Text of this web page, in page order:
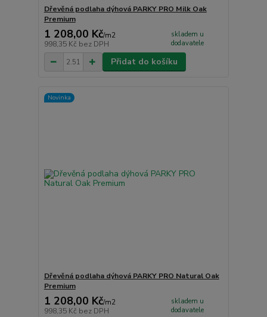
Dřevěná podlaha dýhová PARKY PRO Milk Oak
Premium
1 208,00 Kč/m2
998,35 Kč bez DPH
skladem u
dodavatele
Přidat do košíku
Novinka
Dřevěná podlaha dýhová PARKY PRO Natural Oak
Premium
1 208,00 Kč/m2
998,35 Kč bez DPH
skladem u
dodavatele